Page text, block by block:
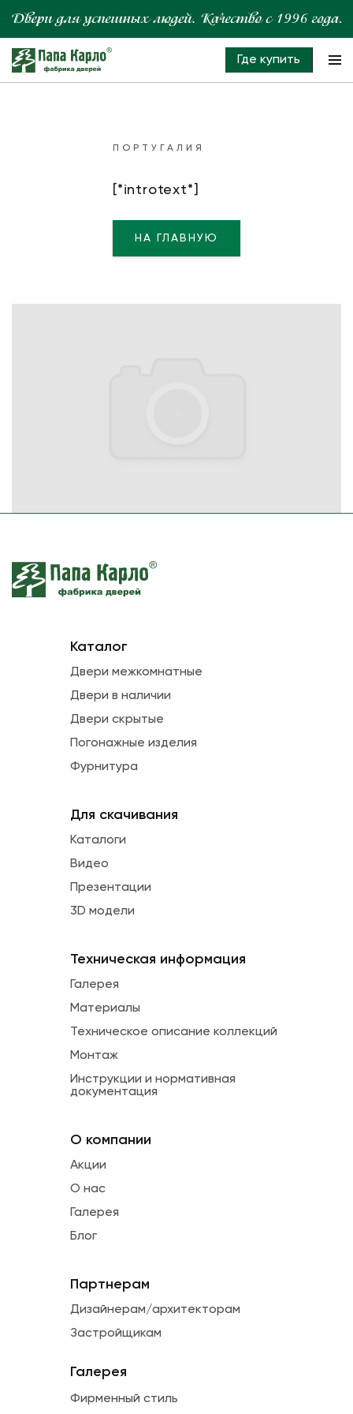
Где купить
ПОРТУГАЛИЯ
[*introtext*]
НА ГЛАВНУЮ
Каталог
Двери межкомнатные
Двери в наличии
Двери скрытые
Погонажные изделия
Фурнитура
Для скачивания
Каталоги
Видео
Презентации
3D модели
Техническая информация
Галерея
Материалы
Техническое описание коллекций
Монтаж
Инструкции и нормативная
документация
О компании
Акции
О нас
Галерея
Блог
Партнерам
Дизайнерам/архитекторам
Застройщикам
Галерея
Фирменный стиль